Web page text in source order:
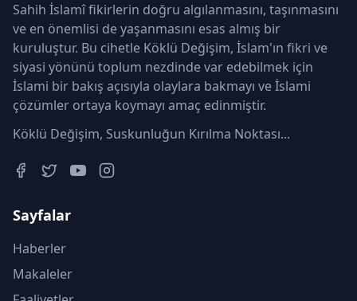
Sahih İslamî fikirlerin doğru algılanmasını, taşınmasını
ve en önemlisi de yaşanmasını esas almış bir
kuruluştur. Bu cihetle Köklü Değişim, İslam'ın fikri ve
siyasi yönünü toplum nezdinde var edebilmek için
İslami bir bakış açısıyla olaylara bakmayı ve İslami
çözümler ortaya koymayı amaç edinmiştir.
Köklü Değişim, Suskunluğun Kırılma Noktası...
Sayfalar
Haberler
Makaleler